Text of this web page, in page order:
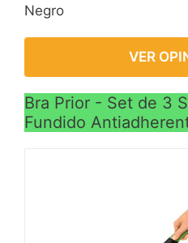
Negro
VER
Bra Prior - Set de 3
Fundido